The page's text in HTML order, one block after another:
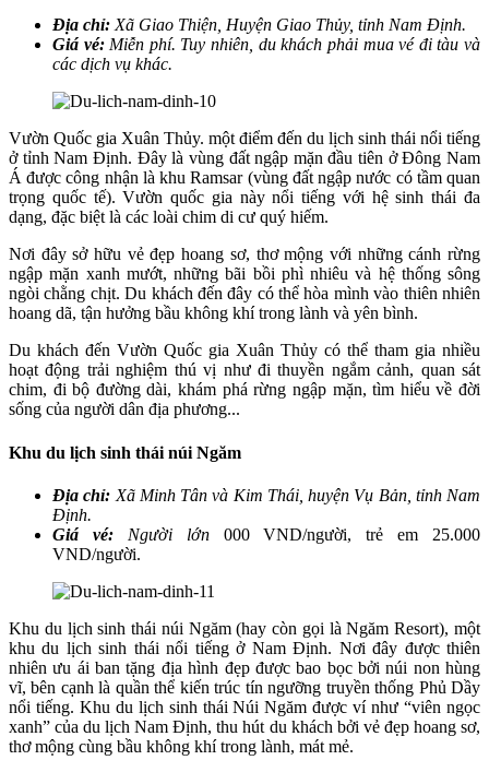
Địa chỉ:Xã Giao Thiện, Huyện Giao Thủy, tỉnh Nam Định.
Giá vé:Miễn phí. Tuy nhiên, du khách phải mua vé đi tàu và
các dịch vụ khác.
Vườn Quốc gia Xuân Thủy. một điểm đến du lịch sinh thái nổi tiếng
ở tỉnh Nam Định. Đây là vùng đất ngập mặn đầu tiên ở Đông Nam
Á được công nhận là khu Ramsar (vùng đất ngập nước có tầm quan
trọng quốc tế). Vườn quốc gia này nổi tiếng với hệ sinh thái đa
dạng, đặc biệt là các loài chim di cư quý hiếm.
Nơi đây sở hữu vẻ đẹp hoang sơ, thơ mộng với những cánh rừng
ngập mặn xanh mướt, những bãi bồi phì nhiêu và hệ thống sông
ngòi chằng chịt. Du khách đến đây có thể hòa mình vào thiên nhiên
hoang dã, tận hưởng bầu không khí trong lành và yên bình.
Du khách đến Vườn Quốc gia Xuân Thủy có thể tham gia nhiều
hoạt động trải nghiệm thú vị như đi thuyền ngắm cảnh, quan sát
chim, đi bộ đường dài, khám phá rừng ngập mặn, tìm hiểu về đời
sống của người dân địa phương...
Khu du lịch sinh thái núi Ngăm
Địa chỉ: Xã Minh Tân và Kim Thái, huyện Vụ Bản, tỉnh Nam
Định.
Giá vé:Người lớn 000 VND/người, trẻ em 25.000
VND/người.
Khu du lịch sinh thái núi Ngăm (hay còn gọi là Ngăm Resort), một
khu du lịch sinh thái nổi tiếng ở Nam Định. Nơi đây được thiên
nhiên ưu ái ban tặng địa hình đẹp được bao bọc bởi núi non hùng
vĩ, bên cạnh là quần thể kiến trúc tín ngưỡng truyền thống Phủ Dầy
nổi tiếng. Khu du lịch sinh thái Núi Ngăm được ví như “viên ngọc
xanh” của du lịch Nam Định, thu hút du khách bởi vẻ đẹp hoang sơ,
thơ mộng cùng bầu không khí trong lành, mát mẻ.